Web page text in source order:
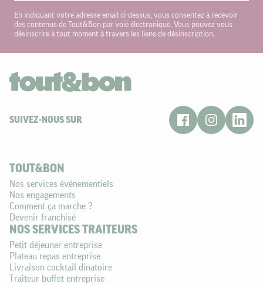
En indiquant votre adresse email ci-dessus, vous consentez à recevoir
des contenus de Tout&Bon par voie électronique. Vous pouvez vous
désinscrire à tout moment à travers les liens de désinscription.
SUIVEZ-NOUS SUR
TOUT&BON
Nos services événementiels
Nos engagements
Comment ça marche ?
Devenir franchisé
NOS SERVICES TRAITEURS
Petit déjeuner entreprise
Plateau repas entreprise
Livraison cocktail dinatoire
Traiteur buffet entreprise